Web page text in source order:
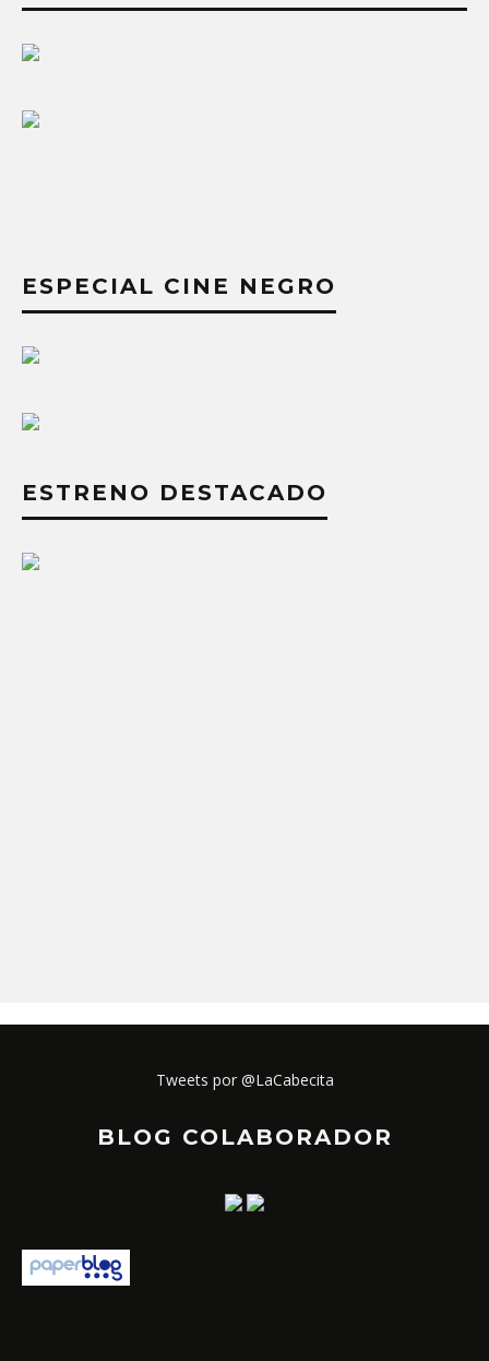
ESPECIAL CINE NEGRO
ESTRENO DESTACADO
Tweets por @LaCabecita
BLOG COLABORADOR